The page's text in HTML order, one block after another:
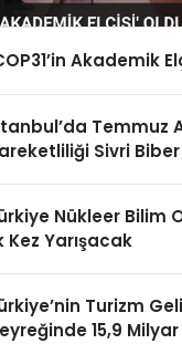
Akademik
Temmuz
Sivri Biber
Nükleer Bilim
Kez Yarışacak
Turizm
15,9